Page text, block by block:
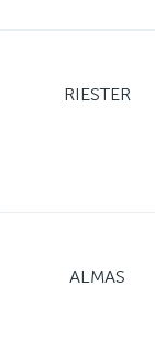
RIESTER
ALMAS